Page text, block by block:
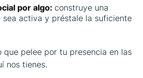
por algo: construye una
sea activa y préstale la suficiente
que pelee por tu presencia en las
nos tienes.